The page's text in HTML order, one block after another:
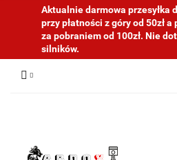
Aktualnie darmowa przesyłka
przy płatności z góry od 50zł a
za pobraniem od 100zł. Nie
silników.